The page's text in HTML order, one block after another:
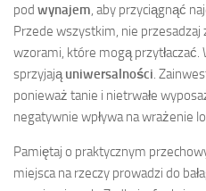
pod wynajem , aby przyciągnąć
Przede wszystkim, nie
wzorami, które mogą
sprzyjają uniwersalności .
ponieważ tanie i nietrwałe
negatywnie wpływa na wrażenie
Pamiętaj o praktycznym
miejsca na rzeczy prowadzi do